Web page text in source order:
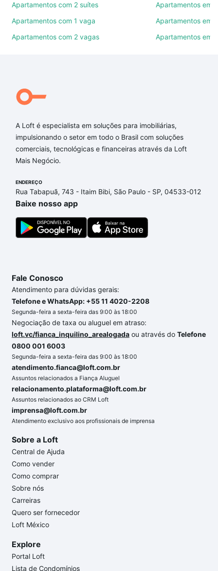
ruas, bairros e até condomínios favoritos. Você
também pode usar os filtros como quantidade de
combinar perfeitamente com o preço, metragem e
Sorocaba, SP ideal para você na Loft.
Qual o preço de Apartamentos com 3 suites à
SP?
Aqui na Loft temos a oferta ideal para você, com
Apartamentos com 3 suites à venda em Jardim
partir de R$ 0 e com nossas opções de
financiamento imobiliário as parcelas podem se
adequar ao seu orçamento. Se ainda tem alguma
dúvida dos custos envolvidos no processo de
compra, veja em nosso portal quanto custa comprar
Apartamentos com 2 suítes
Apartamentos com 1 vaga
Apartamentos com 2 vagas
Apartamentos em
Apartamentos em
Apartamentos em
A Loft é especialista em soluções para imobiliárias,
impulsionando o setor em todo o Brasil com soluções
comerciais, tecnológicas e financeiras através da Loft
Mais Negócio.
ENDEREÇO
Rua Tabapuã, 743 - Itaim Bibi, São Paulo - SP, 04533-012
Baixe nosso app
Fale Conosco
Atendimento para dúvidas gerais:
Telefone e WhatsApp: +55 11 4020-2208
Segunda-feira a sexta-feira das 9:00 às 18:00
Negociação de taxa ou aluguel em atraso:
loft.vc/fianca_inquilino_arealogada ou através do Telefone
0800 001 6003
Segunda-feira a sexta-feira das 9:00 às 18:00
atendimento.fianca@loft.com.br
Assuntos relacionados a Fiança Aluguel
relacionamento.plataforma@loft.com.br
Assuntos relacionados ao CRM Loft
imprensa@loft.com.br
Atendimento exclusivo aos profissionais de imprensa
Sobre a Loft
Central de Ajuda
Como vender
Como comprar
Sobre nós
Carreiras
Quero ser fornecedor
Loft México
Explore
Portal Loft
Lista de Condomínios